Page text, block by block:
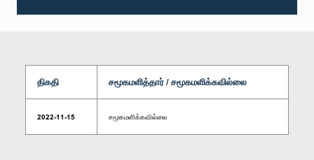
திகதி சமூகமளித்தார் / சமூகமளிக்கவில்லை
2022-11-15 சமூகமளிக்கவில்லை